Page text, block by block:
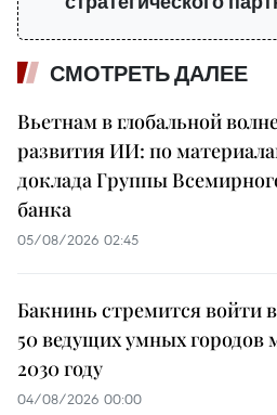
СМОТРЕТЬ ДАЛЕЕ
Вьетнам в глобальной
развития ИИ: по
доклада Группы
банка
05/08/2026 02:45
Бакнинь стремится войти
50 ведущих умных городов
2030 году
04/08/2026 00:00